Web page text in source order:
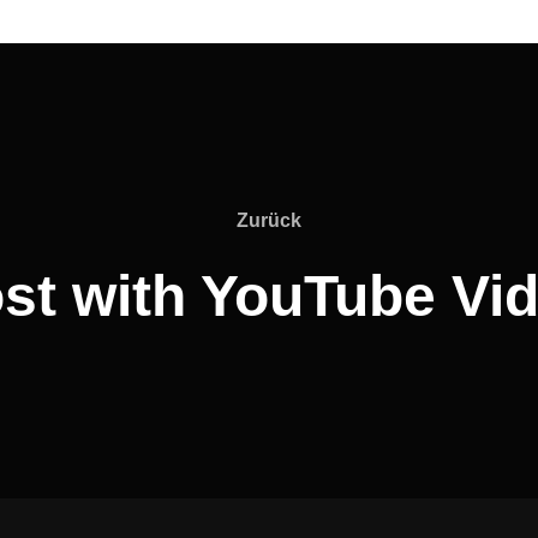
Zurück
with YouTube